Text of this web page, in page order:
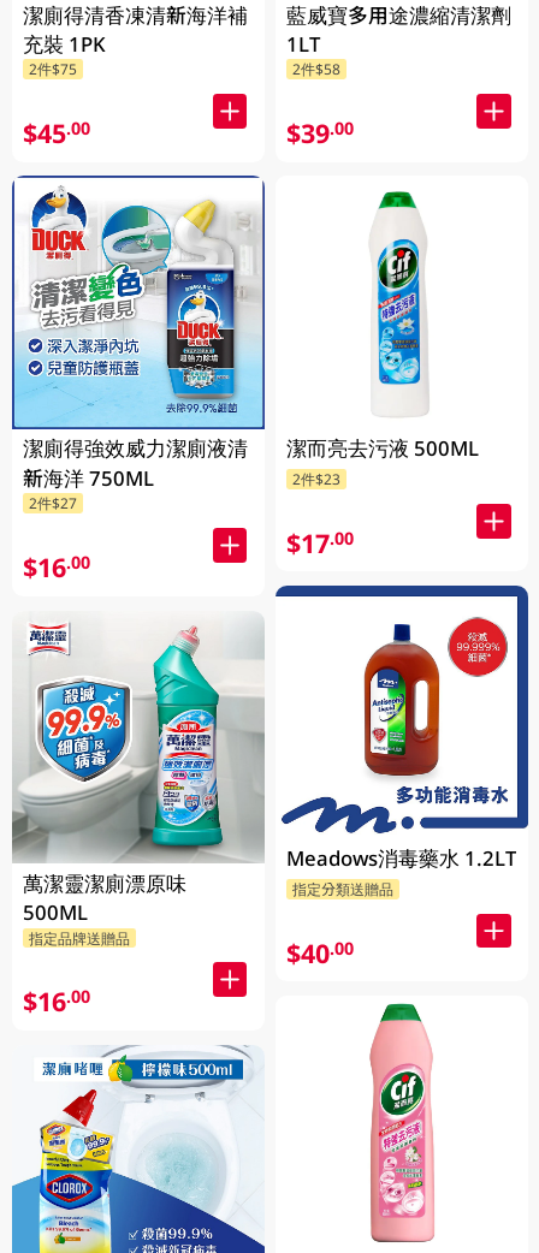
潔廁得清香凍清新海洋補
充裝 1PK
2件$75
$45.00
潔廁得強效威力潔廁液清
新海洋 750ML
2件$27
$16.00
萬潔靈潔廁漂原味
500ML
指定品牌送贈品
$16.00
藍威寶多用途濃縮清潔劑
1LT
2件$58
$39.00
潔而亮去污液 500ML
2件$23
$17.00
Meadows消毒藥水 1.2LT
指定分類送贈品
$40.00